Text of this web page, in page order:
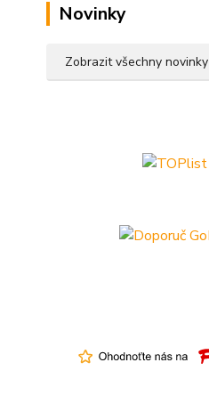
Novinky
Zobrazit všechny novinky